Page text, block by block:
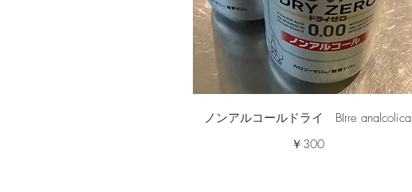
ノンアルコールドライ BIrre analcolica
￥300